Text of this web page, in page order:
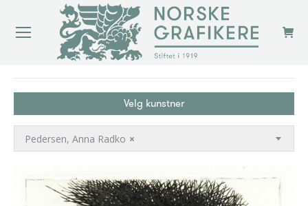
Velg kunstner
×
Pedersen, Anna Radko